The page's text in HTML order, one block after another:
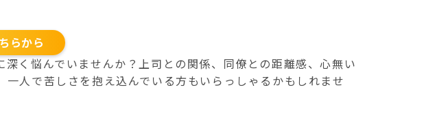
らから
く悩んでいませんか？上司との関係、同僚との距離感、心無い
人で苦しさを抱え込んでいる方もいらっしゃるかもしれませ